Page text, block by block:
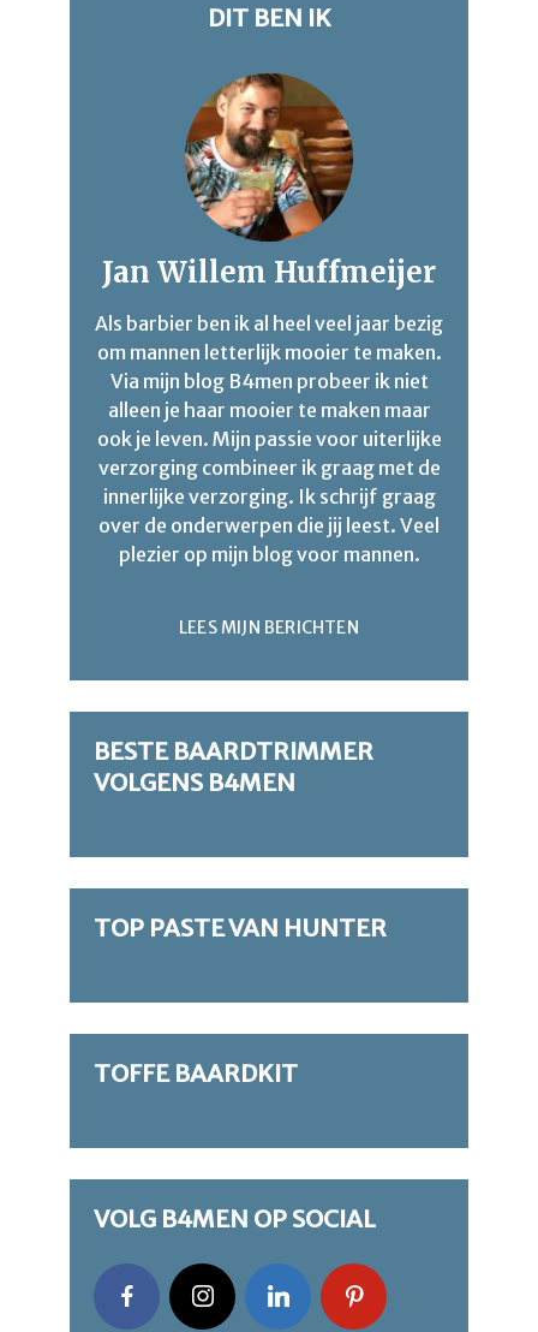
DIT BEN IK
Jan Willem Huffmeijer
Als barbier ben ik al heel veel jaar bezig
om mannen letterlijk mooier te maken.
Via mijn blog B4men probeer ik niet
alleen je haar mooier te maken maar
ook je leven. Mijn passie voor uiterlijke
verzorging combineer ik graag met de
innerlijke verzorging. Ik schrijf graag
over de onderwerpen die jij leest. Veel
plezier op mijn blog voor mannen.
LEES MIJN BERICHTEN
BESTE BAARDTRIMMER
VOLGENS B4MEN
TOP PASTE VAN HUNTER
TOFFE BAARDKIT
VOLG B4MEN OP SOCIAL